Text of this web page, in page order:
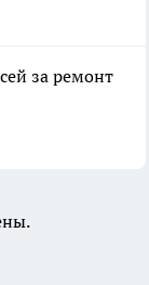
за ремонт